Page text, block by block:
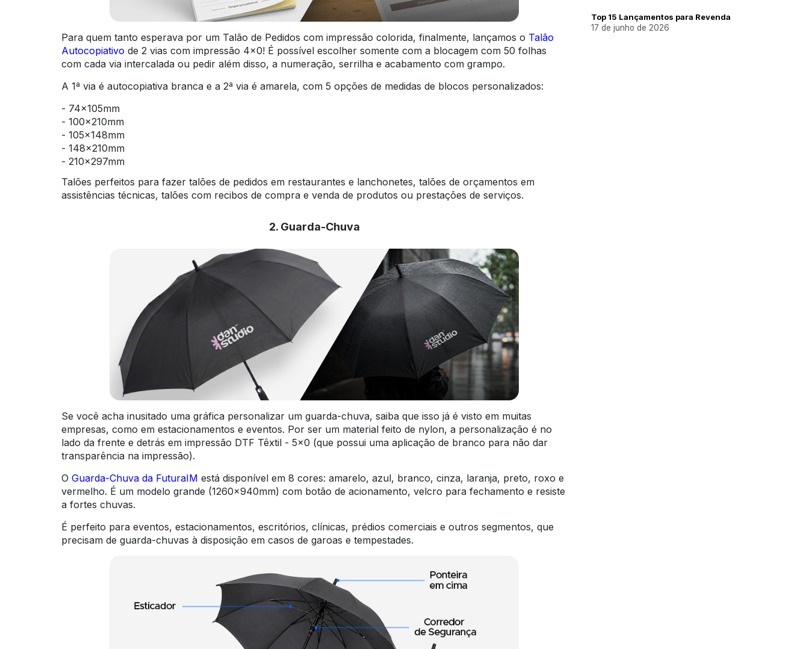
Para quem tanto esperava por um Talão de Pedidos com impressão colorida, finalmente, lançamos o Talão
Autocopiativo de 2 vias com impressão 4x0! É possível escolher somente com a blocagem com 50 folhas
com cada via intercalada ou pedir além disso, a numeração, serrilha e acabamento com grampo.
A 1ª via é autocopiativa branca e a 2ª via é amarela, com 5 opções de medidas de blocos personalizados:
- 74x105mm
- 100x210mm
- 105x148mm
- 148x210mm
- 210x297mm
Talões perfeitos para fazer talões de pedidos em restaurantes e lanchonetes, talões de orçamentos em
assistências técnicas, talões com recibos de compra e venda de produtos ou prestações de serviços.
2. Guarda-Chuva
Se você acha inusitado uma gráfica personalizar um guarda-chuva, saiba que isso já é visto em muitas
empresas, como em estacionamentos e eventos. Por ser um material feito de nylon, a personalização é no
lado da frente e detrás em impressão DTF Têxtil - 5x0 (que possui uma aplicação de branco para não dar
transparência na impressão).
O Guarda-Chuva da FuturaIM está disponível em 8 cores: amarelo, azul, branco, cinza, laranja, preto, roxo e
vermelho. É um modelo grande (1260x940mm) com botão de acionamento, velcro para fechamento e resiste
a fortes chuvas.
É perfeito para eventos, estacionamentos, escritórios, clínicas, prédios comerciais e outros segmentos, que
precisam de guarda-chuvas à disposição em casos de garoas e tempestades.
Top 15 Lançamentos para Revenda
17 de junho de 2026